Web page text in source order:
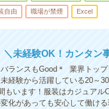
自由 職場が禁煙 Excel
未経験OK！カンタン
ランスもGood＊ 業界トッ
経験から活躍している20～
います！服装はカジュアル
化があっても安心して働け